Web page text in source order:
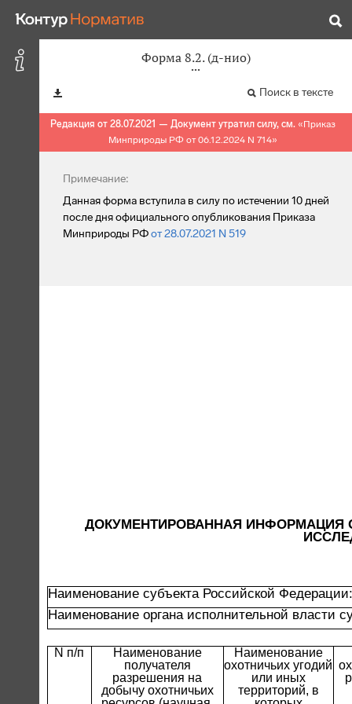
Форма 8.2. (д-нио)
Поиск в тексте
Редакция от 28.07.2021 — Документ утратил силу, см.«Приказ
Минприроды РФ от 06.12.2024 N 714»
Примечание:
Данная форма вступила в силу по истечении 10 дней
после дня официального опубликования Приказа
Минприроды РФот 28.07.2021 N 519
ДОКУМЕНТИРОВАННАЯ ИНФОРМАЦИЯ
Наименование субъекта Российской Федерации:
Наименование органа исполнительной власти
N п/п
Наименование
получателя
разрешения на
добычу охотничьих
Наименование
охотничьих угодий
или иных
территорий, в